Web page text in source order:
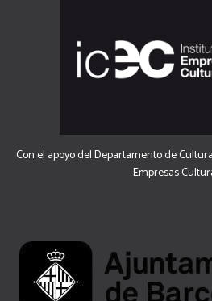
Con el apoyo del Departamento de
Empresas